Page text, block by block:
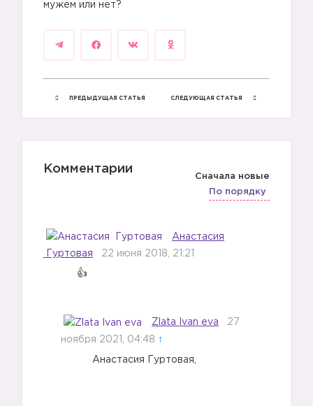
мужем или нет?
ПРЕДЫДУЩАЯ СТАТЬЯ СЛЕДУЮЩАЯ СТАТЬЯ
Комментарии
Сначала новые
По порядку
Анастасия
Гуртовая 22 июня 2018, 21:21
Zlata Ivan eva 27
ноября 2021, 04:48 ↑
Анастасия Гуртовая,